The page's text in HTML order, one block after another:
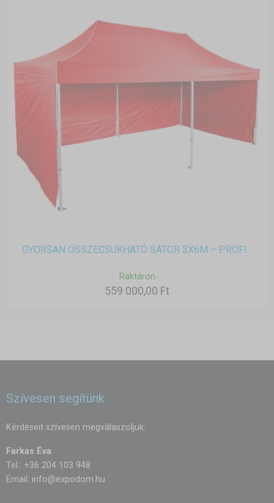
GYORSAN ÖSSZECSUKHATÓ SÁTOR 3X6M – PROFI...
Raktáron
559 000,00 Ft
Szívesen segítünk
Kérdéseit szívesen megválaszoljuk:
Farkas Éva
Tel.: +36 204 103 948
Email: info@expodom.hu